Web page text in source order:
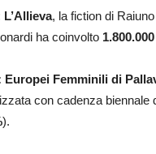
L’Allieva, la fiction di
ha coinvolto 1.800.000
Europei Femminili di
con cadenza biennale
).